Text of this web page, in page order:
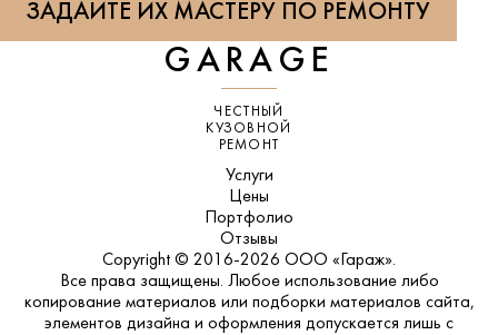
ЗАДАЙТЕ ИХ МАСТЕРУ ПО РЕМОНТУ
GARAGE
ЧЕСТНЫЙ
КУЗОВНОЙ
РЕМОНТ
Услуги
Цены
Портфолио
Отзывы
Copyright © 2016-2026 ООО «Гараж».
Все права защищены. Любое использование либо
копирование материалов или подборки материалов сайта,
элементов дизайна и оформления допускается лишь с